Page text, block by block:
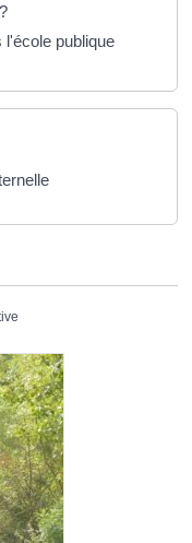
l'école publique